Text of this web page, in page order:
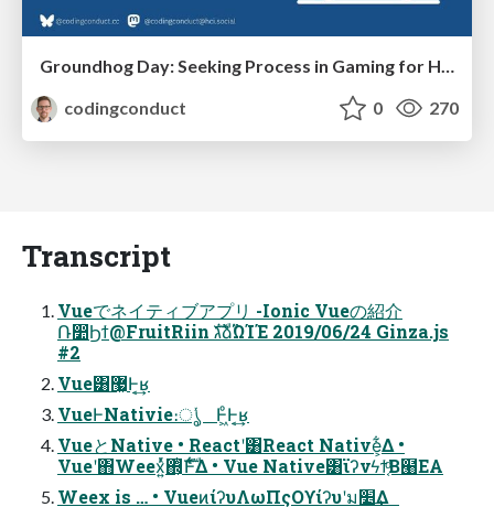
codingconduct
0 270
Transcript
Vueでネイティブアプリ -Ionic Vueの紹介
Ռ෺Ϧϯ@FruitRiin גࣜձࣾΏΊΈ 2019/06/24 Ginza.js
#2
Vue͸޷͖Ͱ͔͢ʁ
VueͰNativie։ൃͬͯ Ͱ͖ͦ͏Ͱ͔͢ʁ
VueとNative • Reactʹ͸React Native͕͋Δ •
Vueʹ΋Weex͍ͬͯ͏΍͕ͭެࣜͰ͋Δ • Vue Native͸ϊʔνϟϯ͔ͩΒ๨ΕΑ͏
Weex is … • VueͷίʔυΛωΠςΟϒίʔυʹม׵͢Δ